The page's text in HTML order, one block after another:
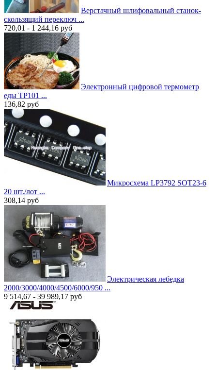
Верстачный шлифовальный станок-
cкользящий переключ ...
720,01 - 1 244,16 руб
Электронный цифровой термометр
еды TP101 ...
136,82 руб
Микросхема LP3792 SOT23-6
20 шт./лот ...
308,14 руб
Электрическая лебедка
2000/3000/4000/4500/6000/950 ...
9 514,67 - 39 989,17 руб